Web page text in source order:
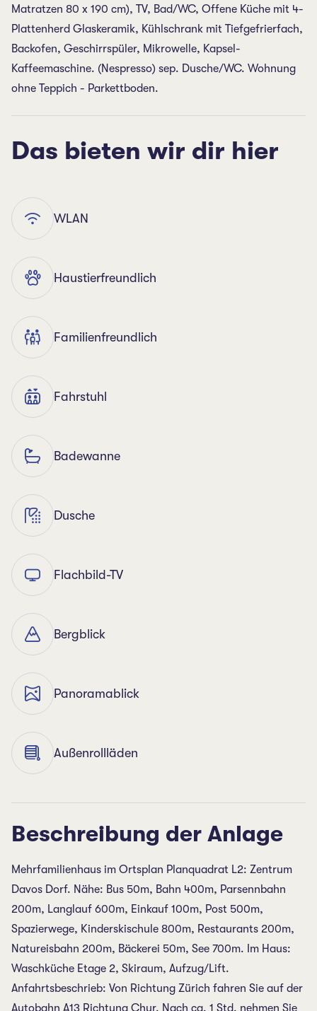
Matratzen 80 x 190 cm), TV, Bad/WC, Offene Küche mit 4-
Plattenherd Glaskeramik, Kühlschrank mit Tiefgefrierfach,
Backofen, Geschirrspüler, Mikrowelle, Kapsel-
Kaffeemaschine. (Nespresso) sep. Dusche/WC. Wohnung
ohne Teppich - Parkettboden.
Das bieten wir dir hier
WLAN
Haustierfreundlich
Familienfreundlich
Fahrstuhl
Badewanne
Dusche
Flachbild-TV
Bergblick
Panoramablick
Außenrollläden
Beschreibung der Anlage
Mehrfamilienhaus im Ortsplan Planquadrat L2: Zentrum
Davos Dorf. Nähe: Bus 50m, Bahn 400m, Parsennbahn
200m, Langlauf 600m, Einkauf 100m, Post 500m,
Spazierwege, Kinderskischule 800m, Restaurants 200m,
Natureisbahn 200m, Bäckerei 50m, See 700m. Im Haus:
Waschküche Etage 2, Skiraum, Aufzug/Lift.
Anfahrtsbeschrieb: Von Richtung Zürich fahren Sie auf der
Autobahn A13 Richtung Chur. Nach ca. 1 Std. nehmen Sie